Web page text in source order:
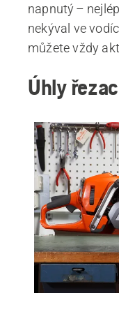
napnutý –
nekýval ve
můžete vždy
Úhly